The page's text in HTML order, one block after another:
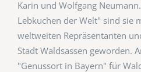
Karin und Wolfgang
Lebkuchen der Welt" sind sie
weltweiten Repräsentanten
Stadt Waldsassen geworden.
"Genussort in Bayern" für